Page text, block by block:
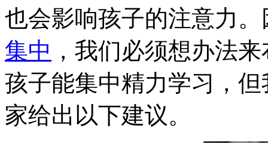
也会影响孩子的注意力
集中 ，我们必须想办法
孩子能集中精力学习，
家给出以下建议。